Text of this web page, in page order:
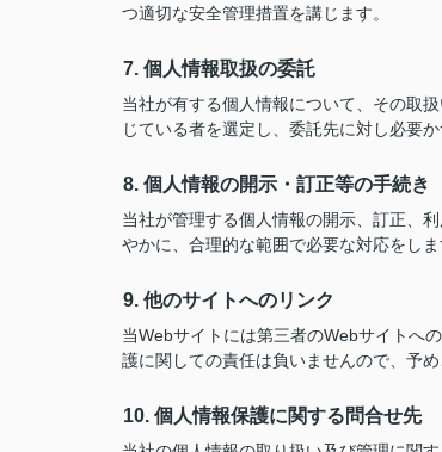
つ適切な安全管理措置を講じます。
7. 個人情報取扱の委託
当社が有する個人情報について、その取
じている者を選定し、委託先に対し必要
8. 個人情報の開示・訂正等の手続き
当社が管理する個人情報の開示、訂正、
やかに、合理的な範囲で必要な対応をしま
9. 他のサイトへのリンク
当Webサイトには第三者のWebサイトへ
護に関しての責任は負いませんので、予め
10. 個人情報保護に関する問合せ先